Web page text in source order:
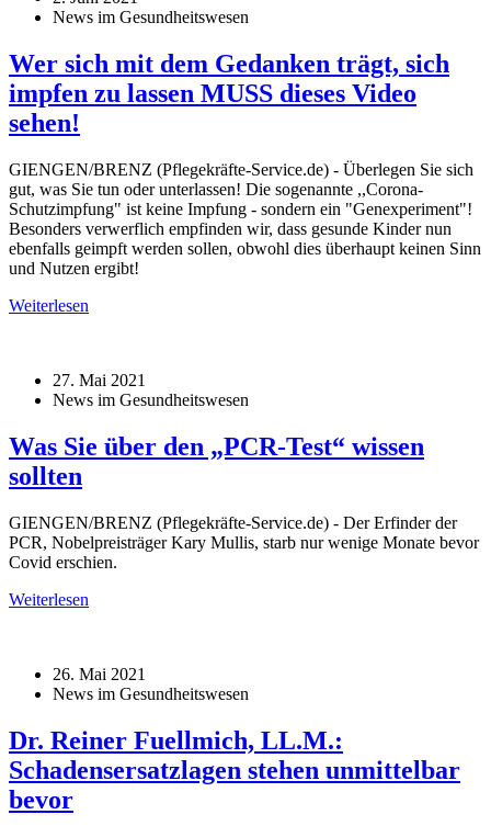
News im Gesundheitswesen
Wer sich mit dem Gedanken trägt, sich
impfen zu lassen MUSS dieses Video
sehen!
GIENGEN/BRENZ (Pflegekräfte-Service.de) - Überlegen Sie sich
gut, was Sie tun oder unterlassen! Die sogenannte ,,Corona-
Schutzimpfung" ist keine Impfung - sondern ein "Genexperiment"!
Besonders verwerflich empfinden wir, dass gesunde Kinder nun
ebenfalls geimpft werden sollen, obwohl dies überhaupt keinen Sinn
und Nutzen ergibt!
Weiterlesen
27. Mai 2021
News im Gesundheitswesen
Was Sie über den „PCR-Test“ wissen
sollten
GIENGEN/BRENZ (Pflegekräfte-Service.de) - Der Erfinder der
PCR, Nobelpreisträger Kary Mullis, starb nur wenige Monate bevor
Covid erschien.
Weiterlesen
26. Mai 2021
News im Gesundheitswesen
Dr. Reiner Fuellmich, LL.M.:
Schadensersatzlagen stehen unmittelbar
bevor